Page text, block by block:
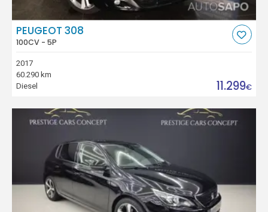
PEUGEOT 308
100CV - 5P
2017
60.290 km
Diesel
11.299€